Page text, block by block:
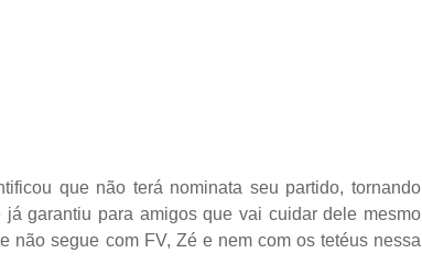
que não terá nominata seu partido, tornando
garantiu para amigos que vai cuidar dele mesmo
não segue com FV, Zé e nem com os tetéus nessa